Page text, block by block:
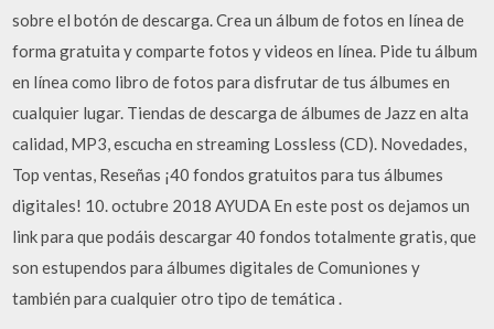
sobre el botón de descarga. Crea un álbum de fotos en línea de
forma gratuita y comparte fotos y videos en línea. Pide tu álbum
en línea como libro de fotos para disfrutar de tus álbumes en
cualquier lugar. Tiendas de descarga de álbumes de Jazz en alta
calidad, MP3, escucha en streaming Lossless (CD). Novedades,
Top ventas, Reseñas ¡40 fondos gratuitos para tus álbumes
digitales! 10. octubre 2018 AYUDA En este post os dejamos un
link para que podáis descargar 40 fondos totalmente gratis, que
son estupendos para álbumes digitales de Comuniones y
también para cualquier otro tipo de temática .